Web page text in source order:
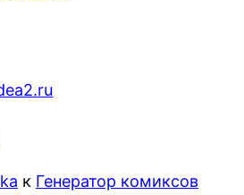
к Генератор комиксов